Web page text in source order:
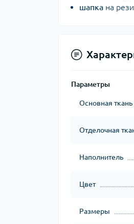
шапка на
Параметры
Основная ткань
Отделочная
Наполнитель
Цвет
Размеры